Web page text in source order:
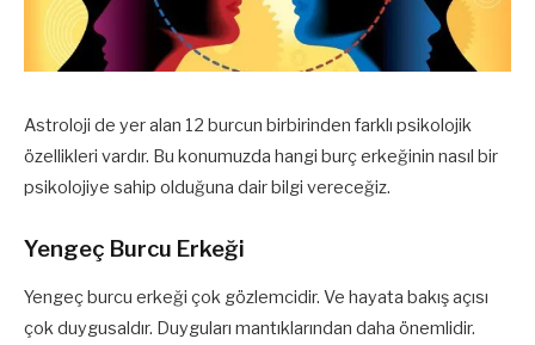
Astroloji de yer alan 12 burcun birbirinden farklı psikolojik
özellikleri vardır. Bu konumuzda hangi burç erkeğinin nasıl bir
psikolojiye sahip olduğuna dair bilgi vereceğiz.
Yengeç Burcu Erkeği
Yengeç burcu erkeği çok gözlemcidir. Ve hayata bakış açısı
çok duygusaldır. Duyguları mantıklarından daha önemlidir.